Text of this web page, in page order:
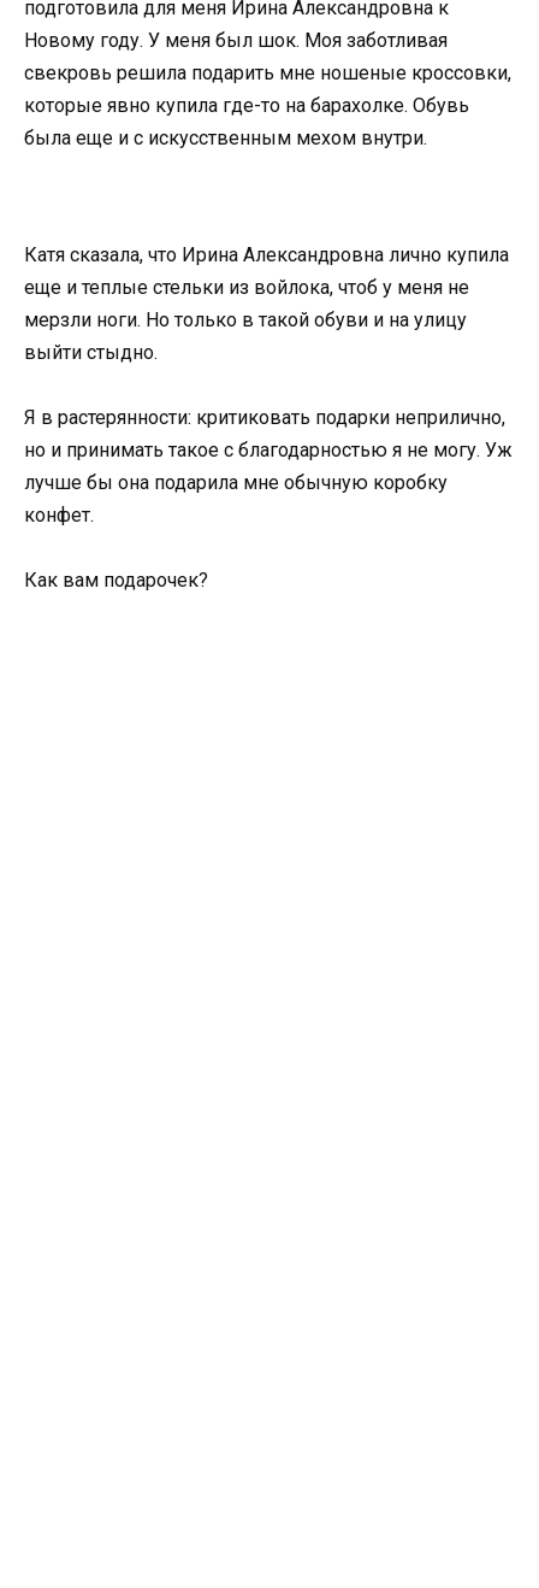
подготовила для меня Ирина Александровна к
Новому году. У меня был шок. Моя заботливая
свекровь решила подарить мне ношеные кроссовки,
которые явно купила где-то на барахолке. Обувь
была еще и с искусственным мехом внутри.
Катя сказала, что Ирина Александровна лично купила
еще и теплые стельки из войлока, чтоб у меня не
мерзли ноги. Но только в такой обуви и на улицу
выйти стыдно.
Я в растерянности: критиковать подарки неприлично,
но и принимать такое с благодарностью я не могу. Уж
лучше бы она подарила мне обычную коробку
конфет.
Как вам подарочек?